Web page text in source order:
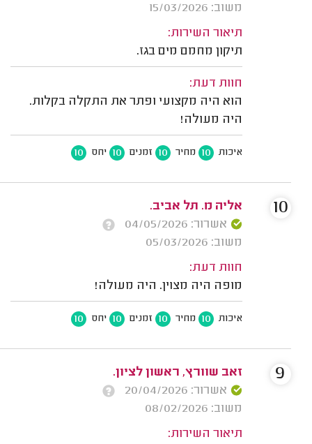
משוב: 15/03/2026
תיאור השירות:
תיקון מחמם מים בגז.
חוות דעת:
הוא היה מקצועי ופתר את התקלה בקלות.
היה מעולה!
איכות 10 מחיר 10 זמנים 10 יחס 10
אליה מ. תל אביב.
אשרור: 04/05/2026
משוב: 05/03/2026
חוות דעת:
מופה היה מצוין. היה מעולה!
איכות 10 מחיר 10 זמנים 10 יחס 10
10
זאב שוורץ, ראשון לציון.
אשרור: 20/04/2026
משוב: 08/02/2026
תיאור השירות:
9